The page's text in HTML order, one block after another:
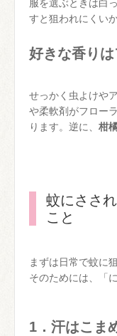
服を選ぶときは白
すと狙われにくい
好きな香り
せっかく虫よけや
や柔軟剤がフロー
ります。逆に、 柑
蚊にささ
こと
まずは日常で蚊に
そのためには、「
1．汗はこま